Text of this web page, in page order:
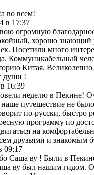
во всем!
в 17:37
огромную
хорошо знающий
Посетили много
Коммуникабельный
Китая. Великолепно
души !
16:39
неделю в Пекине!
путешествие не
по-русски, быстро
программу по
на
друзьями и знакомым
09:17
Саша ву ! Были в
ву был нашим гидом.